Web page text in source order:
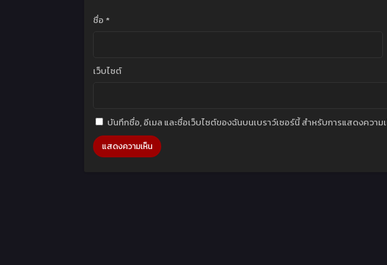
ชื่อ *
เว็บไซต์
บันทึกชื่อ, อีเมล และชื่อเว็บไซต์ของฉันบนเบราว์เซอร์นี้ สำหรับการแสดงความ